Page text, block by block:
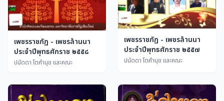
เพชรราชภัฏ - เพชรล้านนา
ประจำปีพุทธศักราช ๒๕๕๘
ปนัดดา โตคำนุช และคณะ
เพชรราชภัฏ - เพชรล้านนา
ประจำปีพุทธศักราช ๒๕๕๗
ปนัดดา โตคำนุช และคณะ